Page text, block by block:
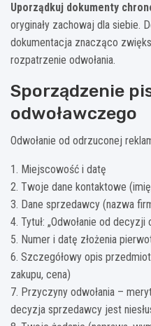
Uporządkuj dokumenty
oryginały zachowaj dla siebie.
dokumentacja znacząco
rozpatrzenie odwołania.
Sporządzenie
odwoławczego
Odwołanie od odrzuconej
1. Miejscowość i datę
2. Twoje dane kontaktowe
3. Dane sprzedawcy (nazwa
4. Tytuł: „Odwołanie od
5. Numer i datę złożenia
6. Szczegółowy opis
zakupu, cena)
7. Przyczyny odwołania –
decyzja sprzedawcy jest